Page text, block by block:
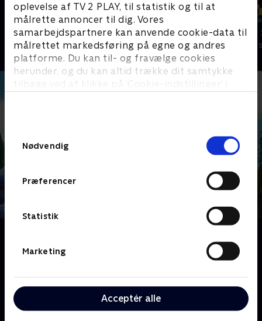
oplevelse af TV 2 PLAY, til statistik og til at
målrette annoncer til dig. Vores
samarbejdspartnere kan anvende cookie-data til
målrettet markedsføring på egne og andres
platforme. Du kan til- og fravælge cookies
herunder, og du kan altid trække dit samtykke
tilbage ved at klikke på ’Cookie-indstillinger’ i
Nødvendig
Præferencer
Statistik
Marketing
Acceptér alle
Gurli Gris
Børneserier • 4 sæsoner
Brandmand
Børneserier • 1
De to små, morsomme og pelsede dyr Kiwi og Strit
bor i en lysning i skoven. De er bedste venner, selv om
bor i et fint hus, mens Strit er vild og elsker rod!
Sammen oplever de en masse spændende ting og får